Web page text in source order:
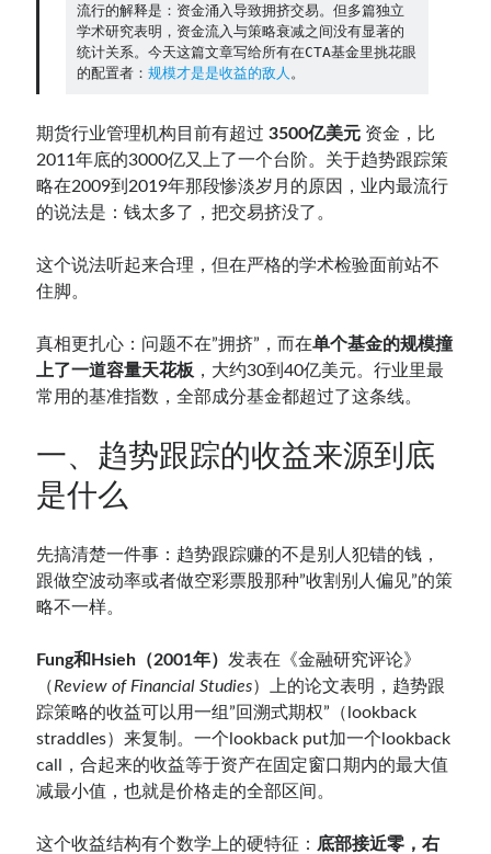
网站备案号：鄂ICP备2024064768号
流行的解释是：资金涌入导致拥挤交易。但多篇独立
学术研究表明，资金流入与策略衰减之间没有显著的
统计关系。今天这篇文章写给所有在CTA基金里挑花眼
的配置者： 规模才是是收益的敌人 。
期货行业管理机构目前有超过3500亿美元 资金，比
2011年底的3000亿又上了一个台阶。关于趋势跟踪策
略在2009到2019年那段惨淡岁月的原因，业内最流行
的说法是：钱太多了，把交易挤没了。
这个说法听起来合理，但在严格的学术检验面前站不
住脚。
真相更扎心：问题不在”拥挤”，而在单个基金的规模撞
上了一道容量天花板 ，大约30到40亿美元。行业里最
常用的基准指数，全部成分基金都超过了这条线。
一、趋势跟踪的收益来源到底
是什么
先搞清楚一件事：趋势跟踪赚的不是别人犯错的钱，
跟做空波动率或者做空彩票股那种”收割别人偏见”的策
略不一样。
Fung和Hsieh（2001年） 发表在《金融研究评论》
（Review of Financial Studies）上的论文表明，趋势跟
踪策略的收益可以用一组”回溯式期权”（lookback
straddles）来复制。一个lookback put加一个lookback
call，合起来的收益等于资产在固定窗口期内的最大值
减最小值，也就是价格走的全部区间。
这个收益结构有个数学上的硬特征： 底部接近零，右